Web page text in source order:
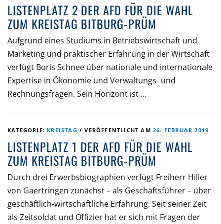
LISTENPLATZ 2 DER AFD FÜR DIE WAHL
ZUM KREISTAG BITBURG-PRÜM
Aufgrund eines Studiums in Betriebswirtschaft und
Marketing und praktischer Erfahrung in der Wirtschaft
verfügt Boris Schnee über nationale und internationale
Expertise in Ökonomie und Verwaltungs- und
Rechnungsfragen. Sein Horizont ist …
KATEGORIE: KREISTAG /VERÖFFENTLICHT AM26. FEBRUAR 2019
LISTENPLATZ 1 DER AFD FÜR DIE WAHL
ZUM KREISTAG BITBURG-PRÜM
Durch drei Erwerbsbiographien verfügt Freiherr Hiller
von Gaertringen zunächst – als Geschäftsführer – über
geschäftlich-wirtschaftliche Erfahrung. Seit seiner Zeit
als Zeitsoldat und Offizier hat er sich mit Fragen der